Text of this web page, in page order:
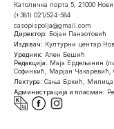
Католичка порта 5, 21000
(+381) 021/524-584
casopispolja@gmail.com
Директор: Бојан Панаотовић
Издавач: Културни центар
Уредник: Ален Бешић
Редакција: Маја Ердељанин
Софинкић, Марјан Чакаревић,
Лектура: Сања Бркић, Милица
Администрација и пласман: